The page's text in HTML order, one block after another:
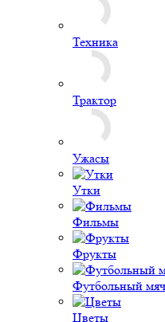
Футбольный мяч
Цветы
Шампанское
Шары-фигуры
Дельфин
Буквы
Звезда
Квадрат